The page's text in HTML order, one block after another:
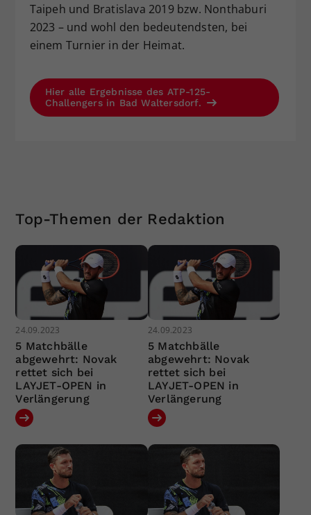
Taipeh und Bratislava 2019 bzw. Nonthaburi
2023 – und wohl den bedeutendsten, bei
einem Turnier in der Heimat.
Hier alle Ergebnisse des ATP-125-
Challengers in Bad Waltersdorf.
Top-Themen der Redaktion
24.09.2023
5 Matchbälle
abgewehrt: Novak
rettet sich bei
LAYJET-OPEN in
Verlängerung
24.09.2023
5 Matchbälle
abgewehrt: Novak
rettet sich bei
LAYJET-OPEN in
Verlängerung